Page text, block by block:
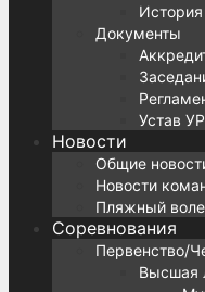
Документы
Устав
Новости
Общие
Новости
Пляжный
Соревнования
Первенство/
Высшая